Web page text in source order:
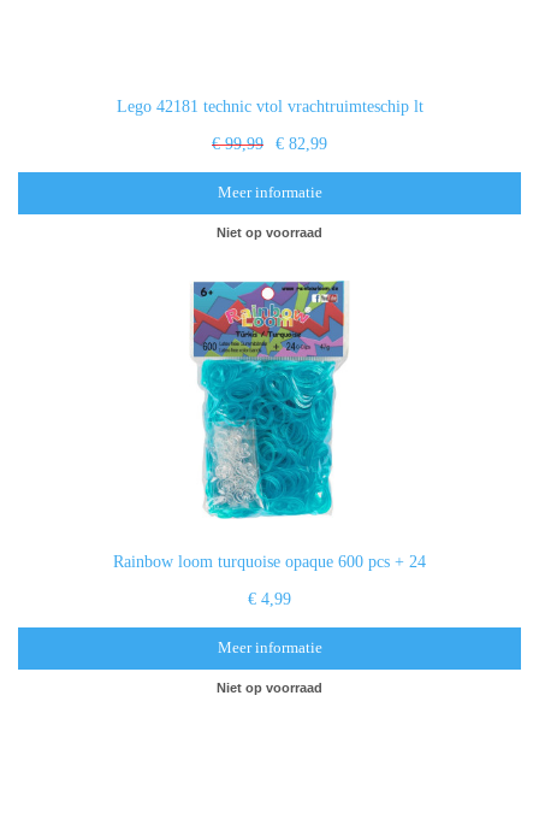
Lego 42181 technic vtol vrachtruimteschip lt
€ 99,99 € 82,99
Meer informatie
Niet op voorraad
Rainbow loom turquoise opaque 600 pcs + 24
€ 4,99
Meer informatie
Niet op voorraad